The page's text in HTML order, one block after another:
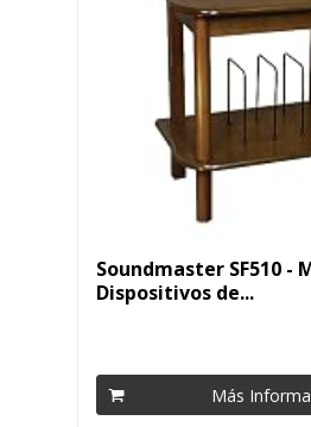
Soundmaster SF510 -
Dispositivos de...
Más